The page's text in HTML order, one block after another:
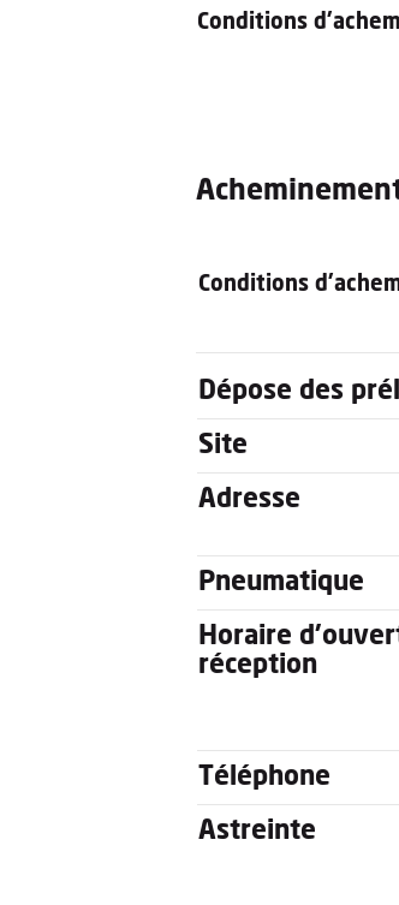
Conditions
Conditions
Dépose des
Site
Adresse
Pneumatique
Horaire
réception
Téléphone
Astreinte